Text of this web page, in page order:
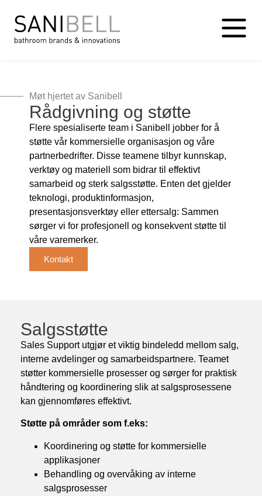
Møt hjertet av Sanibell
Rådgivning og støtte
Flere spesialiserte team i Sanibell jobber for å
støtte vår kommersielle organisasjon og våre
partnerbedrifter. Disse teamene tilbyr kunnskap,
verktøy og materiell som bidrar til effektivt
samarbeid og sterk salgsstøtte. Enten det gjelder
teknologi, produktinformasjon,
presentasjonsverktøy eller ettersalg: Sammen
sørger vi for profesjonell og konsekvent støtte til
våre varemerker.
Kontakt
Salgsstøtte
Sales Support utgjør et viktig bindeledd mellom salg,
interne avdelinger og samarbeidspartnere. Teamet
støtter kommersielle prosesser og sørger for praktisk
håndtering og koordinering slik at salgsprosessene
kan gjennomføres effektivt.
Støtte på områder som f.eks:
Koordinering og støtte for kommersielle
applikasjoner
Behandling og overvåking av interne
salgsprosesser